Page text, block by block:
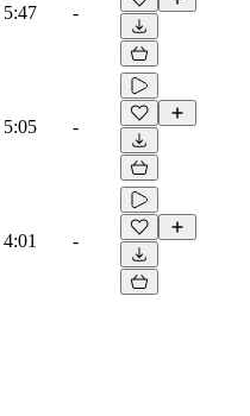
5:47 -
5:05 -
4:01 -